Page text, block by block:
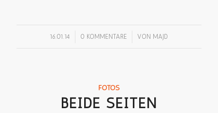
16.01.14 0 KOMMENTARE
/ VON MAJD
FOTOS
BEIDE SEITEN